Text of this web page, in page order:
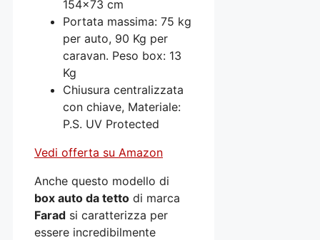
154x73 cm
Portata massima: 75 kg
per auto, 90 Kg per
caravan. Peso box: 13
Kg
Chiusura centralizzata
con chiave, Materiale:
P.S. UV Protected
Vedi offerta su Amazon
Anche questo modello di
box auto da tetto di marca
Farad si caratterizza per
essere incredibilmente